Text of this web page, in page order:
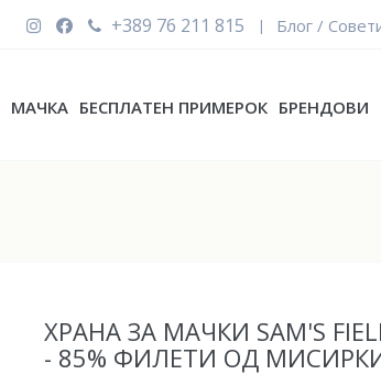
+389 76 211 815 | Блог /
МАЧКА БЕСПЛАТЕН ПРИМЕРОК БРЕНДОВИ
ХРАНА ЗА МАЧКИ SAM'S
- 85% ФИЛЕТИ ОД